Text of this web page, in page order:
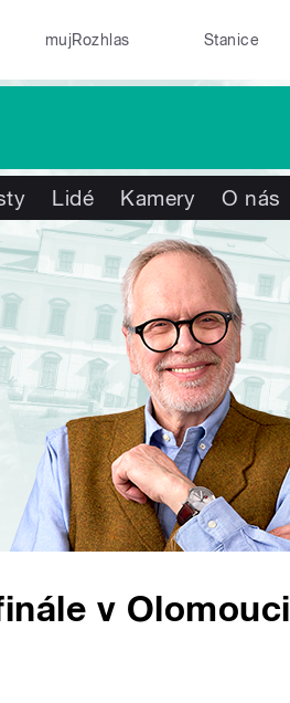
mujRozhlas Stanice
Lidé Kamery O nás
v Olomouci